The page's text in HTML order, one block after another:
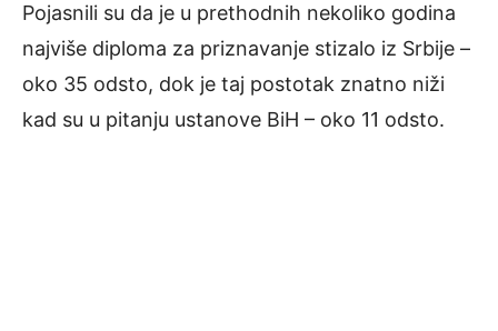
Pojasnili su da je u prethodnih nekoliko godina
najviše diploma za priznavanje stizalo iz Srbije –
oko 35 odsto, dok je taj postotak znatno niži
kad su u pitanju ustanove BiH – oko 11 odsto.